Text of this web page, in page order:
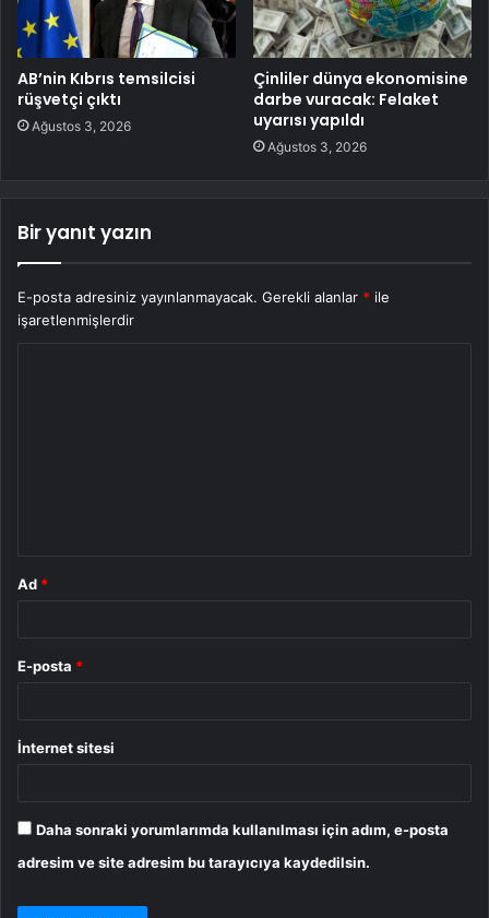
AB’nin Kıbrıs temsilcisi
rüşvetçi çıktı
Ağustos 3, 2026
Çinliler dünya ekonomisine
darbe vuracak: Felaket
uyarısı yapıldı
Ağustos 3, 2026
Bir yanıt yazın
E-posta adresiniz yayınlanmayacak. Gerekli alanlar * ile
işaretlenmişlerdir
Ad *
E-posta *
İnternet sitesi
Daha sonraki yorumlarımda kullanılması için adım, e-posta
adresim ve site adresim bu tarayıcıya kaydedilsin.